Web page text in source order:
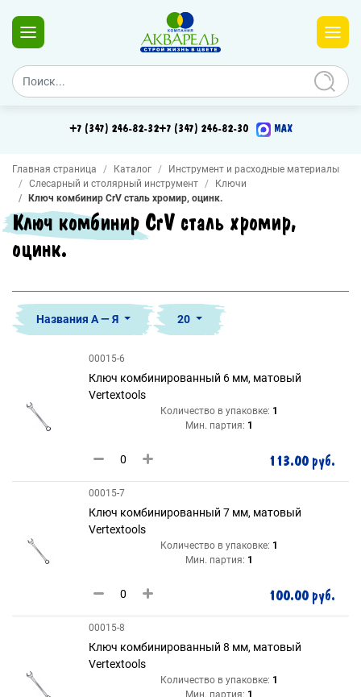
+7 (347) 246-82-32+7 (347) 246-82-30 MAX
Главная страница Каталог
Инструмент и расходные материалы
Слесарный и столярный инструмент
Ключи
Ключ комбинир CrV сталь хромир, оцинк.
Ключ комбинир CrV сталь хромир,
оцинк.
Названия А — Я 20
00015-6
Ключ комбинированный 6 мм, матовый
Vertextools
Количество в упаковке: 1
Мин. партия: 1
113.00 руб.
00015-7
Ключ комбинированный 7 мм, матовый
Vertextools
Количество в упаковке: 1
Мин. партия: 1
100.00 руб.
00015-8
Ключ комбинированный 8 мм, матовый
Vertextools
Количество в упаковке: 1
Мин. партия: 1